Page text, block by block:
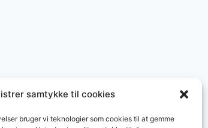
samtykke til cookies
bruger vi teknologier som cookies til at gemme